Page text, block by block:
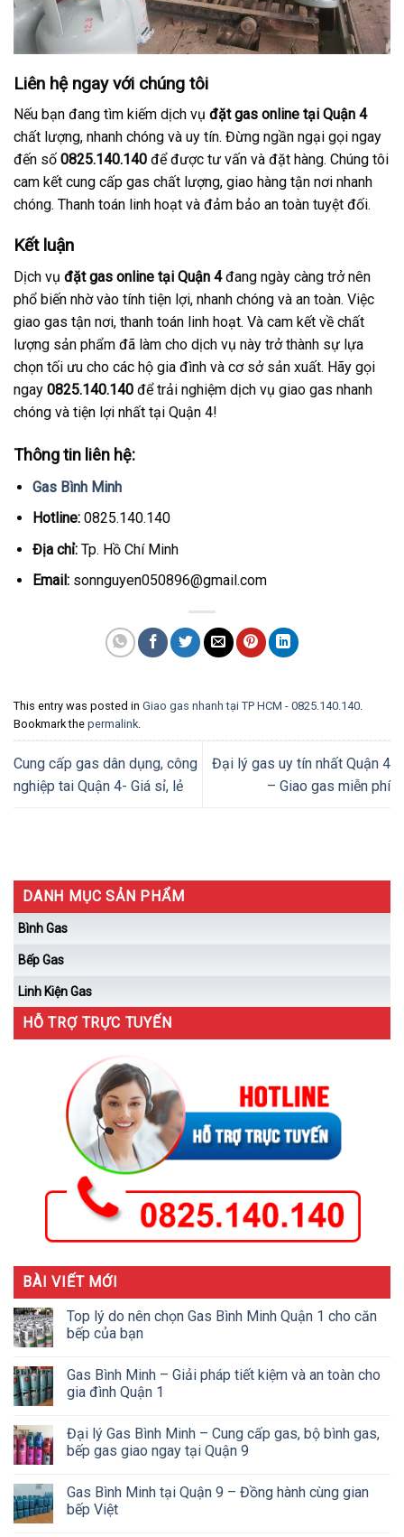
Liên hệ ngay với chúng tôi
Nếu bạn đang tìm kiếm dịch vụ đặt gas online tại Quận 4
chất lượng, nhanh chóng và uy tín. Đừng ngần ngại gọi ngay
đến số 0825.140.140 để được tư vấn và đặt hàng. Chúng tôi
cam kết cung cấp gas chất lượng, giao hàng tận nơi nhanh
chóng. Thanh toán linh hoạt và đảm bảo an toàn tuyệt đối.
Kết luận
Dịch vụ đặt gas online tại Quận 4đang ngày càng trở nên
phổ biến nhờ vào tính tiện lợi, nhanh chóng và an toàn. Việc
giao gas tận nơi, thanh toán linh hoạt. Và cam kết về chất
lượng sản phẩm đã làm cho dịch vụ này trở thành sự lựa
chọn tối ưu cho các hộ gia đình và cơ sở sản xuất. Hãy gọi
ngay 0825.140.140 để trải nghiệm dịch vụ giao gas nhanh
chóng và tiện lợi nhất tại Quận 4!
Thông tin liên hệ:
Gas Bình Minh
Hotline:0825.140.140
Địa chỉ:Tp. Hồ Chí Minh
Email:sonnguyen050896@gmail.com
This entry was posted in Giao gas nhanh tại TP HCM - 0825.140.140
Bookmark the permalink
Cung cấp gas dân dụng, công
nghiệp tai Quận 4- Giá sỉ, lẻ
Đại lý gas uy tín nhất Quận 4
– Giao gas miễn phí
DANH MỤC SẢN PHẨM
Bình Gas
Bếp Gas
Linh Kiện Gas
HỖ TRỢ TRỰC TUYẾN
BÀI VIẾT MỚI
Top lý do nên chọn Gas Bình Minh Quận 1 cho căn
bếp của bạn
Gas Bình Minh – Giải pháp tiết kiệm và an toàn cho
gia đình Quận 1
Đại lý Gas Bình Minh – Cung cấp gas, bộ bình gas,
bếp gas giao ngay tại Quận 9
Gas Bình Minh tại Quận 9 – Đồng hành cùng gian
bếp Việt